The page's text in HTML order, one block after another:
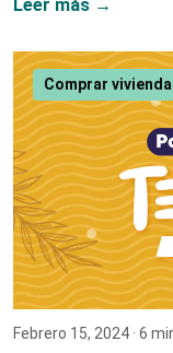
van de la mano, y
demuestra. Iniciar
digital y ascender
Leer más →
Comprar vivienda
Febrero 15, 2024 · 6